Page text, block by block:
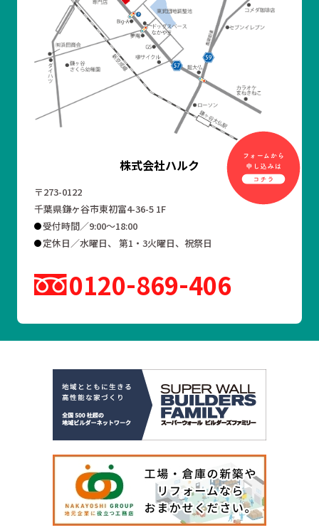
株式会社ハルク
〒273-0122
千葉県鎌ヶ谷市東初富4-36-5 1F
受付時間／9:00～18:00
定休日／水曜日、 第1・3火曜日、祝祭日
0120 869 406